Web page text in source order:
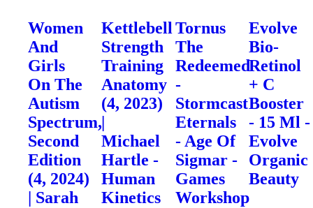
Women
And
Girls
On The
Autism
Spectrum,
Second
Edition
(4, 2024)
| Sarah
Kettlebell
Strength
Training
Anatomy
(4, 2023)
Michael
Hartle -
Human
Kinetics
Tornus
The
Redeemed
-
Stormcast
Eternals
- Age Of
Sigmar -
Games
Workshop
Evolve
Bio-
Retinol
+ C
Booster
- 15 Ml -
Evolve
Organic
Beauty